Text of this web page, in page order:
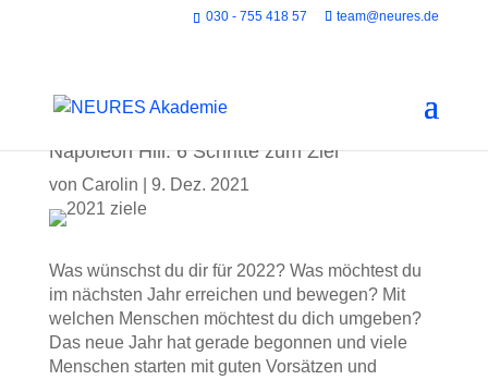
030 - 755 418 57 team@neures.de
Napoleon Hill: 6 Schritte zum Ziel
von Carolin 9. Dez. 2021
Was wünschst du dir für 2022? Was möchtest du
im nächsten Jahr erreichen und bewegen? Mit
welchen Menschen möchtest du dich umgeben?
Das neue Jahr hat gerade begonnen und viele
Menschen starten mit guten Vorsätzen und